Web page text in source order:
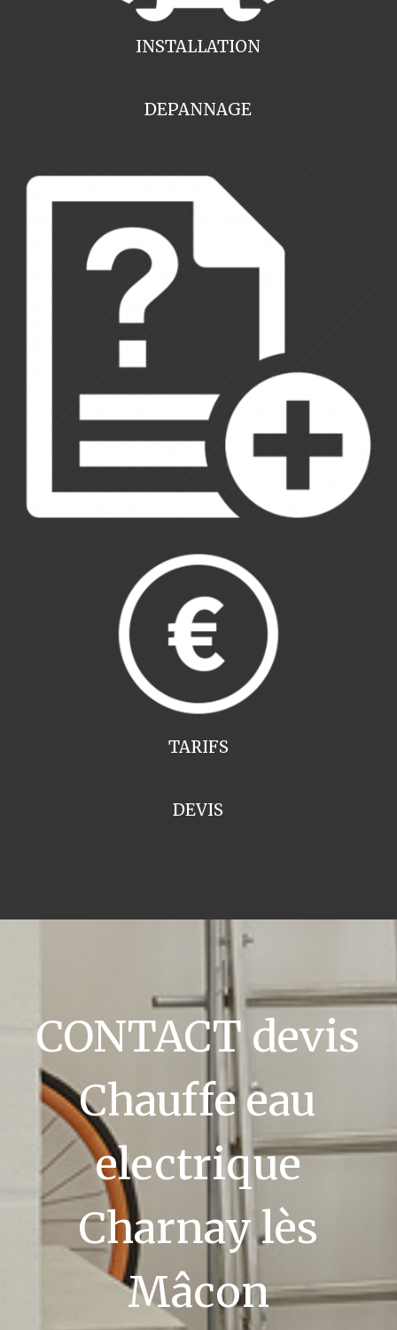
INSTALLATION
DEPANNAGE
TARIFS
DEVIS
CONTACT devis
Chauffe eau
electrique
Charnay lès
Mâcon